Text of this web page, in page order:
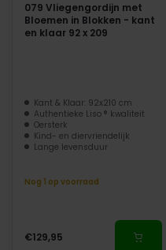
079 Vliegengordijn met
Bloemen in Blokken - kant
en klaar 92 x 209
Kant & Klaar: 92x210 cm
Authentieke Liso ® kwaliteit
Oersterk
Kind- en diervriendelijk
Lange levensduur
Nog 1 op voorraad
€129,95